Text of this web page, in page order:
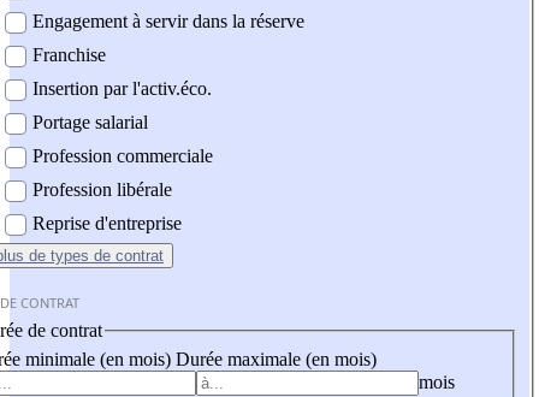
Engagement à servir dans la réserve
Franchise
Insertion par l'activ.éco.
Portage salarial
Profession commerciale
Profession libérale
Reprise d'entreprise
de types de contrat
CONTRAT
de contrat
minimale (en mois) Durée maximale (en mois)
mois